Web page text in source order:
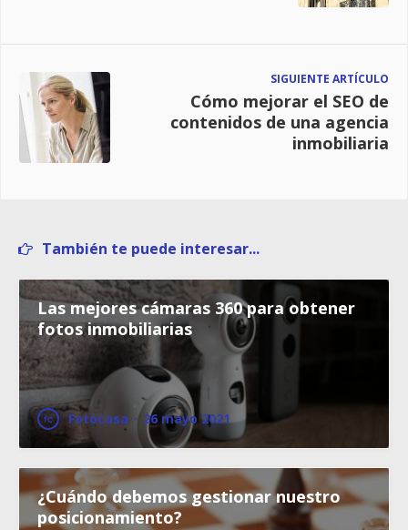
SIGUIENTE ARTÍCULO
Cómo mejorar el SEO de
contenidos de una agencia
inmobiliaria
También te puede interesar...
Las mejores cámaras 360 para obtener
fotos inmobiliarias
Fotocasa · 26 mayo 2021
¿Cuándo debemos gestionar nuestro
posicionamiento?